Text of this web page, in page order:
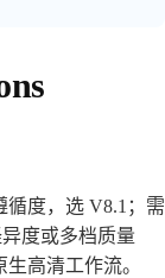
度，选 V8.1；需
度或多档质量
高清工作流。